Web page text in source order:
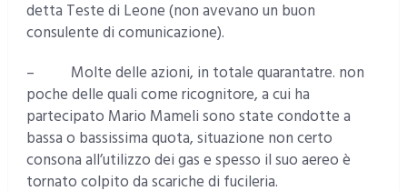
detta Teste di Leone (non avevano un buon
consulente di comunicazione).
– Molte delle azioni, in totale quarantatre. non
poche delle quali come ricognitore, a cui ha
partecipato Mario Mameli sono state condotte a
bassa o bassissima quota, situazione non certo
consona all’utilizzo dei gas e spesso il suo aereo è
tornato colpito da scariche di fucileria.